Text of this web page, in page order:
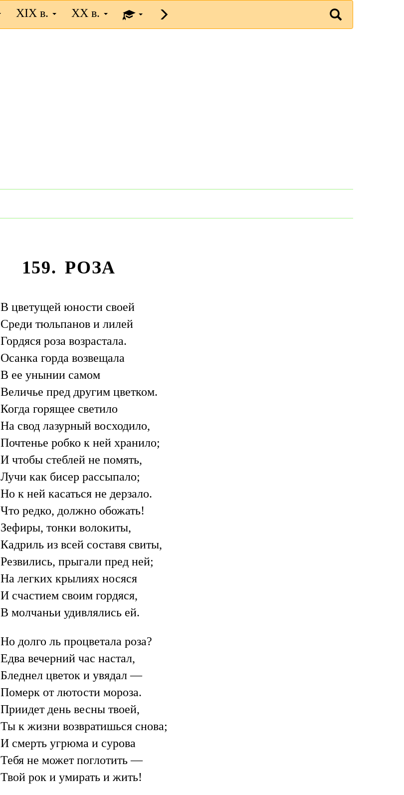
XIX в. XX в.
159. РОЗА
В цветущей юности своей
Среди тюльпанов и лилей
Гордяся роза возрастала.
Осанка горда возвещала
В ее унынии самом
Величье пред другим цветком.
Когда горящее светило
На свод лазурный восходило,
Почтенье робко к ней хранило;
И чтобы стеблей не помять,
Лучи как бисер рассыпало;
Но к ней касаться не дерзало.
Что редко, должно обожать!
Зефиры, тонки волокиты,
Кадриль из всей составя свиты,
Резвились, прыгали пред ней;
На легких крылиях носяся
И счастием своим гордяся,
В молчаньи удивлялись ей.
Но долго ль процветала роза?
Едва вечерний час настал,
Бледнел цветок и увядал —
Померк от лютости мороза.
Приидет день весны твоей,
Ты к жизни возвратишься снова;
И смерть угрюма и сурова
Тебя не может поглотить —
Твой рок и умирать и жить!